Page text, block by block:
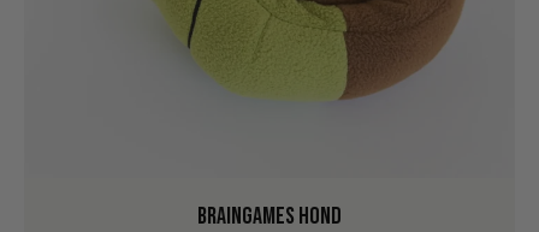
Braingames hond